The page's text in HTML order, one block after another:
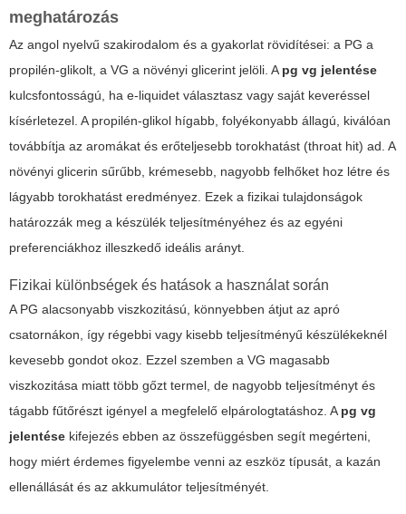
meghatározás
Az angol nyelvű szakirodalom és a gyakorlat rövidítései: a PG a
propilén-glikolt, a VG a növényi glicerint jelöli. Apg vg jelentése
kulcsfontosságú, ha e-liquidet választasz vagy saját keveréssel
kísérletezel. A propilén-glikol hígabb, folyékonyabb állagú, kiválóan
továbbítja az aromákat és erőteljesebb torokhatást (throat hit) ad. A
növényi glicerin sűrűbb, krémesebb, nagyobb felhőket hoz létre és
lágyabb torokhatást eredményez. Ezek a fizikai tulajdonságok
határozzák meg a készülék teljesítményéhez és az egyéni
preferenciákhoz illeszkedő ideális arányt.
Fizikai különbségek és hatások a használat során
A PG alacsonyabb viszkozitású, könnyebben átjut az apró
csatornákon, így régebbi vagy kisebb teljesítményű készülékeknél
kevesebb gondot okoz. Ezzel szemben a VG magasabb
viszkozitása miatt több gőzt termel, de nagyobb teljesítményt és
tágabb fűtőrészt igényel a megfelelő elpárologtatáshoz. Apg vg
jelentése kifejezés ebben az összefüggésben segít megérteni,
hogy miért érdemes figyelembe venni az eszköz típusát, a kazán
ellenállását és az akkumulátor teljesítményét.